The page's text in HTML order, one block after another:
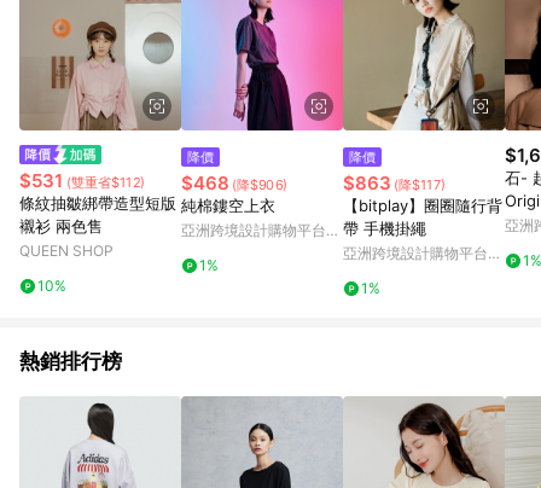
$531 (雙重省$112)
條紋抽皺綁帶造型短版
襯衫 兩色售
QUEEN SHOP
10%
降價
$468 (降$906)
純棉鏤空上衣
亞洲跨境設計購物平台
1%
降價
$863 (降$117)
【bitplay】圈圈隨行背
帶 手機掛繩
亞洲跨境設計購物平台
1%
石-
亞洲
1%
熱銷排行榜